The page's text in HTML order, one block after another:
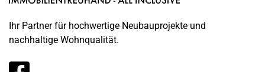
Ihr Partner für hochwertige Neubauprojekte und
nachhaltige Wohnqualität.